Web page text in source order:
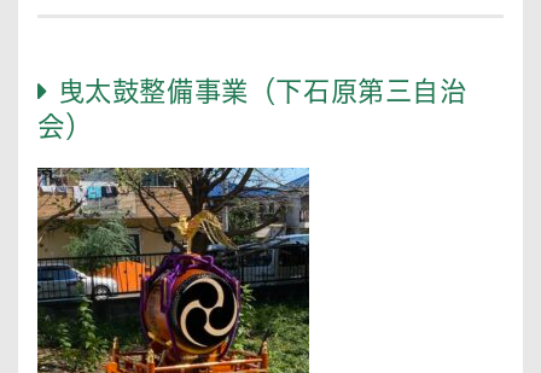
曳太鼓整備事業（下石原第三自治
会）